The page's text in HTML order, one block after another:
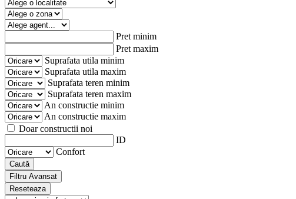
Pret minim
Pret maxim
Suprafata utila minim
Suprafata utila maxim
Suprafata teren minim
Suprafata teren maxim
An constructie minim
An constructie maxim
Doar constructii noi
ID
Confort
Caută
Filtru Avansat
Reseteaza